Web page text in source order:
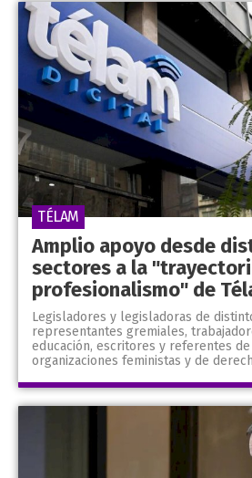
Amplio apoyo desde
sectores a la
profesionalismo" de
Legisladores y legisladoras de
representantes gremiales,
educación, escritores y referentes
organizaciones feministas y de
TÉLAM